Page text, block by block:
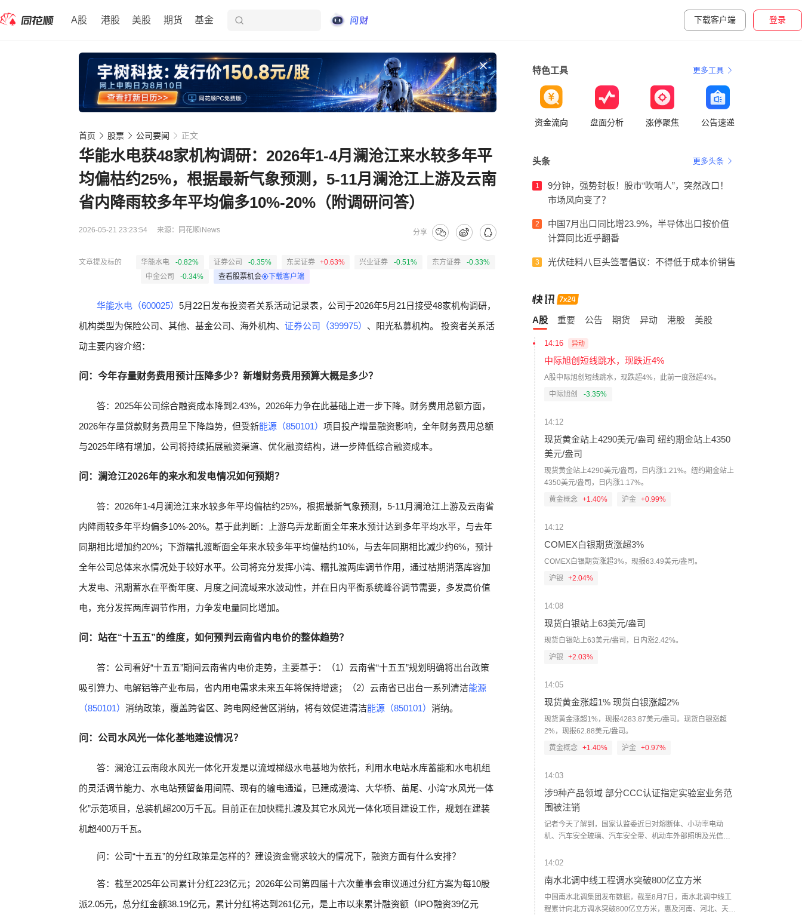
A股 港股 美股 期货 基金 下载客户端 登录
首页 股票 公司要闻 正文
华能水电获48家机构调研：2026年1-4月澜沧江来水较多年平
均偏枯约25%，根据最新气象预测，5-11月澜沧江上游及云南
省内降雨较多年平均偏多10%-20%（附调研问答）
2026-05-21 23:23:54 来源： 同花顺iNews 分享
文章提及标的 华能水电 -0.82% 证券公司 -0.35% 东吴证券 +0.63% 兴业证券 -0.51% 东方证券
-0.33%
中金公司
-0.34% 查看股票机会 下载客户端
华能水电（600025） 5月22日发布投资者关系活动记录表，公司于2026年5月21日接受48家机构调研，
机构类型为保险公司、其他、基金公司、海外机构、 证券公司（399975） 、阳光私募机构。 投资者关系活
动主要内容介绍：
问：今年存量财务费用预计压降多少？新增财务费用预算大概是多少？
答：2025年公司综合融资成本降到2.43%，2026年力争在此基础上进一步下降。财务费用总额方面，
2026年存量贷款财务费用呈下降趋势，但受新能源（850101） 项目投产增量融资影响，全年财务费用总额
与2025年略有增加，公司将持续拓展融资渠道、优化融资结构，进一步降低综合融资成本。
问：澜沧江2026年的来水和发电情况如何预期？
答：2026年1-4月澜沧江来水较多年平均偏枯约25%，根据最新气象预测，5-11月澜沧江上游及云南省
内降雨较多年平均偏多10%-20%。基于此判断：上游乌弄龙断面全年来水预计达到多年平均水平，与去年
同期相比增加约20%；下游糯扎渡断面全年来水较多年平均偏枯约10%，与去年同期相比减少约6%，预计
全年公司总体来水情况处于较好水平。公司将充分发挥小湾、糯扎渡两库调节作用，通过枯期消落库容加
大发电、汛期蓄水在平衡年度、月度之间流域来水波动性，并在日内平衡系统峰谷调节需要，多发高价值
电，充分发挥两库调节作用，力争发电量同比增加。
问：站在“十五五”的维度，如何预判云南省内电价的整体趋势？
答：公司看好“十五五”期间云南省内电价走势，主要基于：（1）云南省“十五五”规划明确将出台政策
吸引算力、电解铝等产业布局，省内用电需求未来五年将保持增速；（2）云南省已出台一系列清洁能源
（850101） 消纳政策，覆盖跨省区、跨电网经营区消纳，将有效促进清洁能源（850101） 消纳。
问：公司水风光一体化基地建设情况？
答：澜沧江云南段水风光一体化开发是以流域梯级水电基地为依托，利用水电站水库蓄能和水电机组
的灵活调节能力、水电站预留备用间隔、现有的输电通道，已建成漫湾、大华桥、苗尾、小湾“水风光一体
化”示范项目，总装机超200万千瓦。目前正在加快糯扎渡及其它水风光一体化项目建设工作，规划在建装
机超400万千瓦。
问：公司“十五五”的分红政策是怎样的？建设资金需求较大的情况下，融资方面有什么安排？
答：截至2025年公司累计分红223亿元；2026年公司第四届十六次董事会审议通过分红方案为每10股
派2.05元，总分红金额38.19亿元，累计分红将达到261亿元，是上市以来累计融资额（IPO融资39亿元
特色工具 更多工具
资金流向 盘面分析 涨停聚焦 公告速递
头条 更多头条
1
9分钟，强势封板！股市“吹哨人”，突然改口！
市场风向变了？
2
中国7月出口同比增23.9%，半导体出口按价值
计算同比近乎翻番
3 光伏硅料八巨头签署倡议：不得低于成本价销售
A股 重要 公告 期货 异动 港股 美股
14:16 异动
中际旭创短线跳水，现跌近4%
A股中际旭创短线跳水，现跌超4%，此前一度涨超4%。
中际旭创
-3.25%
14:12
现货黄金站上4290美元/盎司 纽约期金站上4350
美元/盎司
现货黄金站上4290美元/盎司，日内涨1.21%。纽约期金站上
4350美元/盎司，日内涨1.17%。
黄金概念 +1.40% 沪金 +1.01%
14:12
COMEX白银期货涨超3%
COMEX白银期货涨超3%，现报63.49美元/盎司。
沪银
+2.10%
14:08
现货白银站上63美元/盎司
现货白银站上63美元/盎司，日内涨2.42%。
沪银
+2.03%
14:05
现货黄金涨超1% 现货白银涨超2%
现货黄金涨超1%，现报4283.87美元/盎司。现货白银涨超
2%，现报62.88美元/盎司。
黄金概念 +1.40% 沪金 +0.97%
14:03
涉9种产品领域 部分CCC认证指定实验室业务范
围被注销
记者今天了解到，国家认监委近日对熔断体、小功率电动
机、汽车安全玻璃、汽车安全带、机动车外部照明及光信号
行驶记录仪、车身反光标识等9种产品领域原有指定实验室进
制性产品认证机构和实验室管理办法》等规定，发布熔断体
等9种产品领域原有指定实验室能力核查结果，包括CCC认证
指定实验室名单和注销部分CCC认证指定实验室业务范围名
14:02
南水北调中线工程调水突破800亿立方米
中国南水北调集团发布数据，截至8月7日，南水北调中线工
程累计向北方调水突破800亿立方米，惠及河南、河北、天